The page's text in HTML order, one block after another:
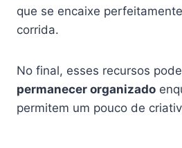
que se encaixe
corrida.
No final, esses recursos
permanecer organizado
permitem um pouco de